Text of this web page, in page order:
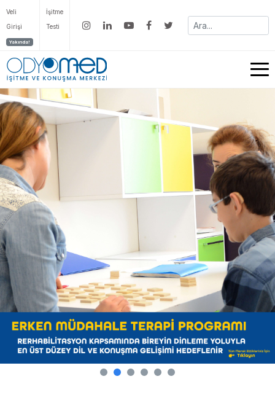
Veli
Girişi
Yakında!
İşitme
Testi